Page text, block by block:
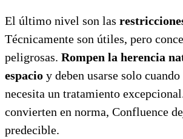
El último nivel son las
Técnicamente son útiles, pero
peligrosas. Rompen la herencia
espacio y deben usarse solo
necesita un tratamiento
convierten en norma, Confluence
predecible.